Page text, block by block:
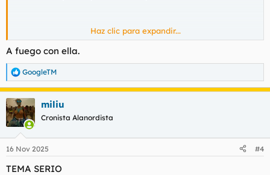
Ver el archivos adjunto 204064
Haz clic para expandir...
A fuego con ella.
R
e
a
c
c
i
e
GoogleTM
miliu
Cronista Alanordista
16 Nov 2025 #4
TEMA SERIO